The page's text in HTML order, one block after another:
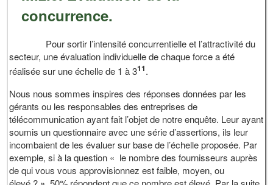
concurrence.
Pour sortir l’intensité concurrentielle et l’attractivité du
secteur, une évaluation individuelle de chaque force a été
réalisée sur une échelle de 1 à 311.
Nous nous sommes inspires des réponses données par les
gérants ou les responsables des entreprises de
télécommunication ayant fait l’objet de notre enquête. Leur ayant
soumis un questionnaire avec une série d’assertions, ils leur
incombaient de les évaluer sur base de l’échelle proposée. Par
exemple, si à la question « le nombre des fournisseurs auprès
de qui vous vous approvisionnez est faible, moyen, ou